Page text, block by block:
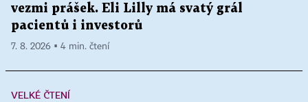
vezmi prášek. Eli Lilly má svatý grál
pacientů i investorů
7. 8. 2026 ▪ 4 min. čtení
VELKÉ ČTENÍ